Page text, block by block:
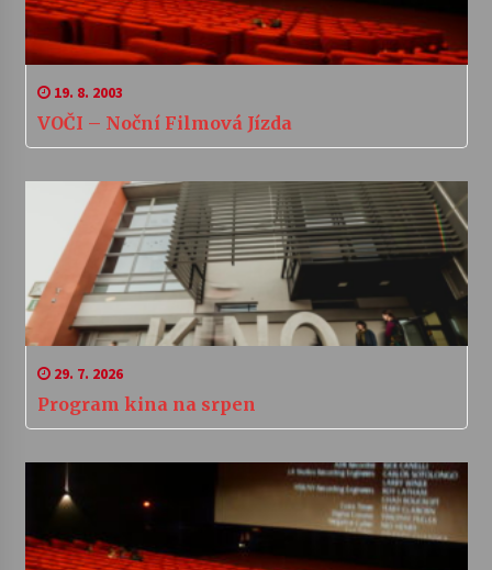
19. 8. 2003
VOČI – Noční Filmová Jízda
29. 7. 2026
Program kina na srpen